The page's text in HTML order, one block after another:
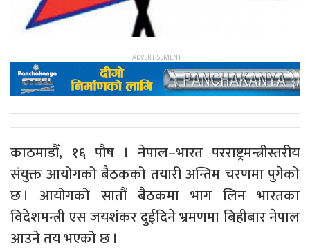
काठमाडौँ, १६ पौष । नेपाल–भारत परराष्ट्रमन्त्रीस्तरीय
संयुक्त आयोगको बैठकको तयारी अन्तिम चरणमा पुगेको
छ । आयोगको सातौं बैठकमा भाग लिन भारतका
विदेशमन्त्री एस जयशंकर दुईदिने भ्रमणमा बिहीबार नेपाल
आउने तय भएको छ ।